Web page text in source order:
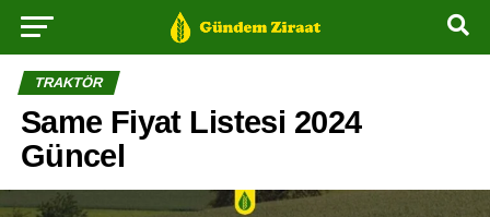
TRAKTÖR
Same Fiyat Listesi 2024
Güncel